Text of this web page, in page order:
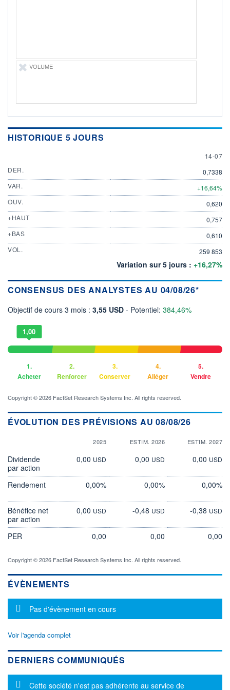
VOLUME
HISTORIQUE 5 JOURS
14 JULY
14-07
DER.
0,7338
VAR.
+16,64%
OUV.
0,620
+HAUT
0,757
+BAS
0,610
VOL.
259 853
Variation sur 5 jours : +16,27%
CONSENSUS DES ANALYSTES AU 04/08/26*
Objectif de cours 3 mois : 3,55 USD - Potentiel: 384,46%
1,00
1.
Acheter
2.
Renforcer
3.
Conserver
4.
Alléger
5.
Vendre
Copyright © 2026 FactSet Research Systems Inc. All rights reserved.
ÉVOLUTION DES PRÉVISIONS AU 08/08/26
2025 ESTIM. 2026 ESTIM. 2027
Dividende
par action
0,00 USD 0,00 USD 0,00 USD
Rendement 0,00% 0,00% 0,00%
Bénéfice net
par action
0,00 USD -0,48 USD -0,38 USD
PER 0,00 0,00 0,00
Copyright © 2026 FactSet Research Systems Inc. All rights reserved.
ÉVÈNEMENTS
Message d'information
Pas d'évènement en cours
Voir l'agenda complet
DERNIERS COMMUNIQUÉS
Message d'information
Cette société n'est pas adhérente au service de